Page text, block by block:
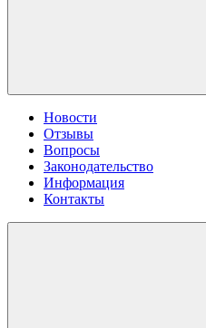
Новости
Отзывы
Вопросы
Законодательство
Информация
Контакты